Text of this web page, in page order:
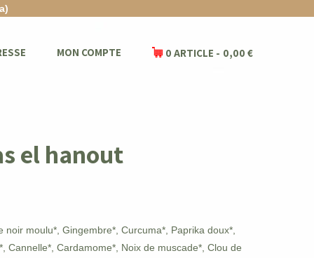
MON COMPTE 0 ARTICLE 0,00 €
el hanout
noir moulu*, Gingembre*, Curcuma*, Paprika doux*,
Cannelle*, Cardamome*, Noix de muscade*, Clou de